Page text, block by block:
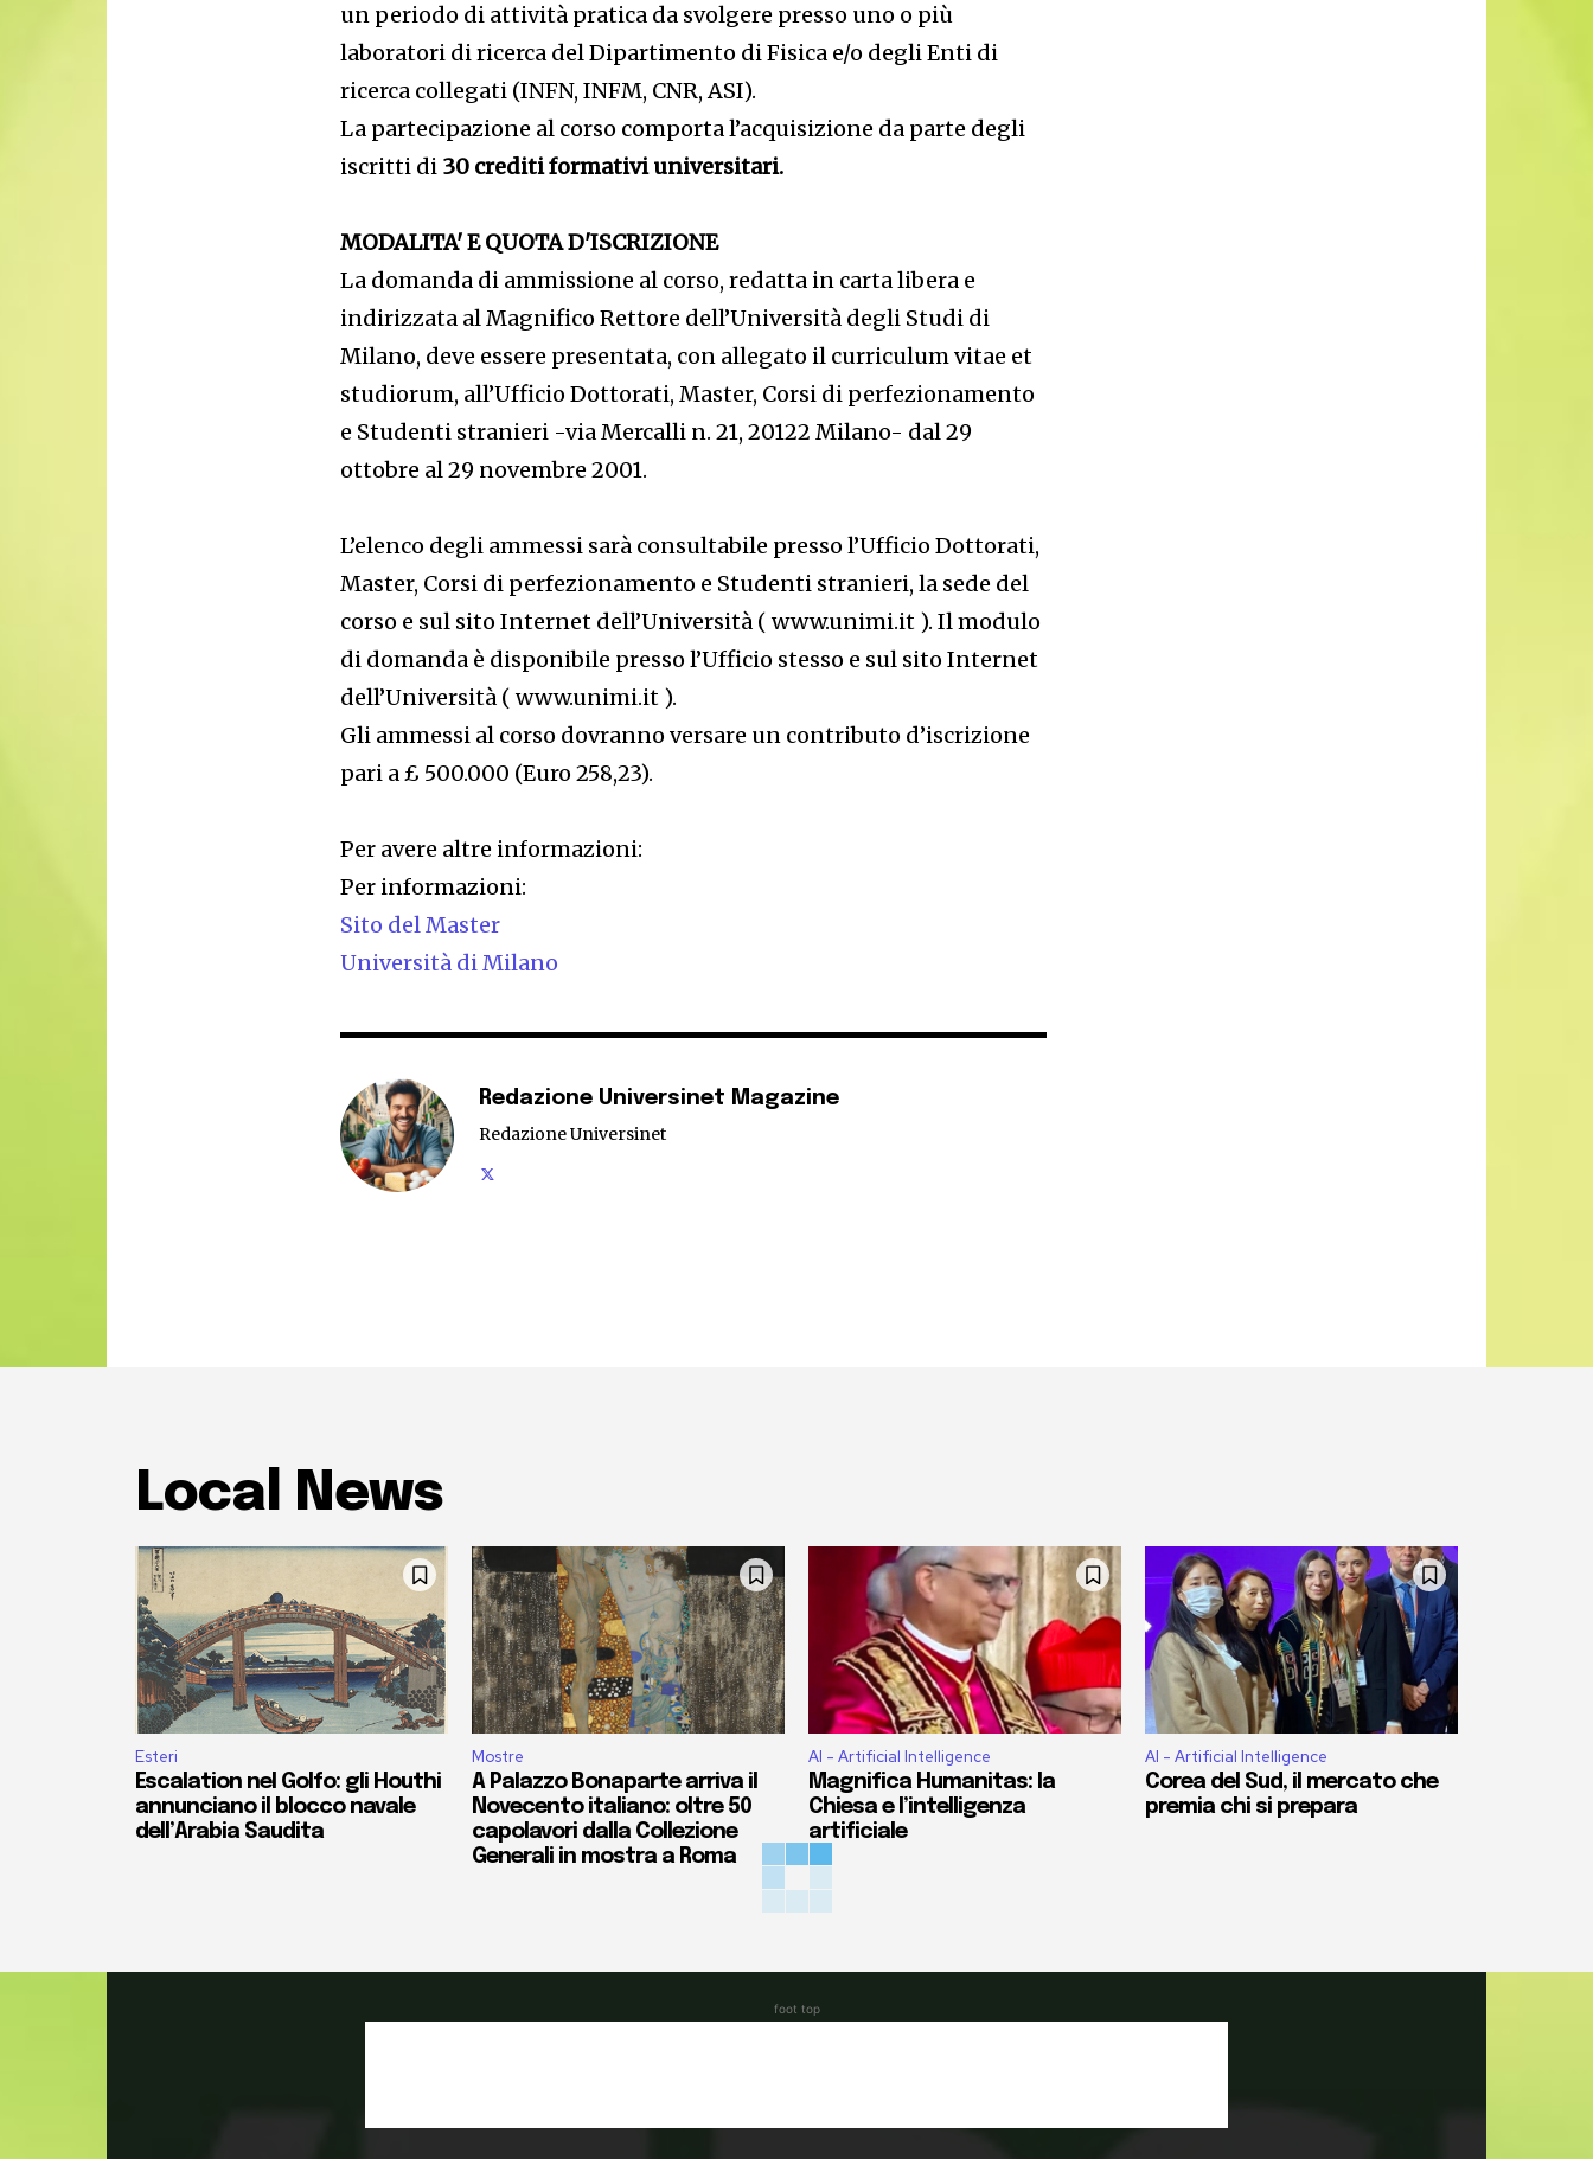
un periodo di attività pratica da svolgere presso uno o più
laboratori di ricerca del Dipartimento di Fisica e/o degli Enti di
ricerca collegati (INFN, INFM, CNR, ASI).
La partecipazione al corso comporta l’acquisizione da parte degli
iscritti di 30 crediti formativi universitari.
MODALITA' E QUOTA D'ISCRIZIONE
La domanda di ammissione al corso, redatta in carta libera e
indirizzata al Magnifico Rettore dell’Università degli Studi di
Milano, deve essere presentata, con allegato il curriculum vitae et
studiorum, all’Ufficio Dottorati, Master, Corsi di perfezionamento
e Studenti stranieri -via Mercalli n. 21, 20122 Milano- dal 29
ottobre al 29 novembre 2001.
L’elenco degli ammessi sarà consultabile presso l’Ufficio Dottorati,
Master, Corsi di perfezionamento e Studenti stranieri, la sede del
corso e sul sito Internet dell’Università ( www.unimi.it ). Il modulo
di domanda è disponibile presso l’Ufficio stesso e sul sito Internet
dell’Università ( www.unimi.it ).
Gli ammessi al corso dovranno versare un contributo d’iscrizione
pari a £ 500.000 (Euro 258,23).
Per avere altre informazioni:
Per informazioni:
Sito del Master
Università di Milano
Redazione Universinet Magazine
Redazione Universinet
Local News
Esteri
Escalation nel Golfo: gli Houthi
annunciano il blocco navale
dell’Arabia Saudita
Mostre
A Palazzo Bonaparte arriva il
Novecento italiano: oltre 50
capolavori dalla Collezione
Generali in mostra a Roma
AI - Artificial Intelligence
Magnifica Humanitas: la
Chiesa e l’intelligenza
artificiale
AI - Artificial Intelligence
Corea del Sud, il mercato che
premia chi si prepara
foot top